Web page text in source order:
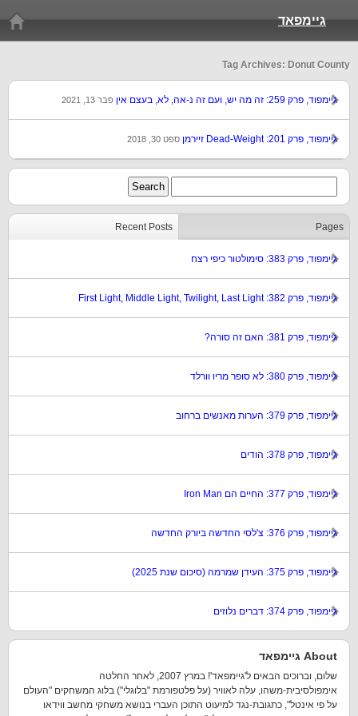
גיימפאד
Tag Archives: Donut County
גיימפוד, פרק 259: זה מה יש, ועם זה נ-אה, לא, בעצם אין פבר 13, 2021
גיימפוד, פרק 201: Dead-Weight זיירמן ספט 30, 2018
Recent Posts Pages
גיימפוד, פרק 383: סימולטור כיפי רצח
גיימפוד, פרק 382: First Light, Middle Light, Twilight, Last Light
גיימפוד, פרק 381: האם זה סורה?
גיימפוד, פרק 380: לא סופר מריו וורלד
גיימפוד, פרק 379: הערות מאנשים ברחוב
גיימפוד, פרק 378: הודים
גיימפוד, פרק 377: החיים הם Iron Man
גיימפוד, פרק 376: צ'לסי החדשה ביורק החדשה
גיימפוד, פרק 375: העידן שמרמה (סיכום שנת 2025)
גיימפוד, פרק 374: דברים נלוזים
About גיימפאד
שלום, וברוכים הבאים ל'גיימפאד'! במרץ 2007, לאחר החלטה
אימפולסיבית-משהו, עלה לאוויר (על פלטפורמת "בלוגלי") בלוג המשחקים "העולם
על פי אינטל", כתגובת-נגד למיעוט התוכן העברי בנושא משחקי מחשב ווידאו